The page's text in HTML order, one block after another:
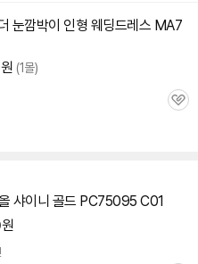
눈깜박이 인형 웨딩드레스 MA7
원 (1몰)
관
샤이니 골드 PC75095 C01
원